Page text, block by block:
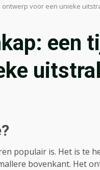
voor een unieke
een
populair is. Het is te
bovenkant. Het